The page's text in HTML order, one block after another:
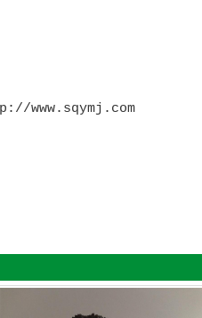
www.sqymj.com